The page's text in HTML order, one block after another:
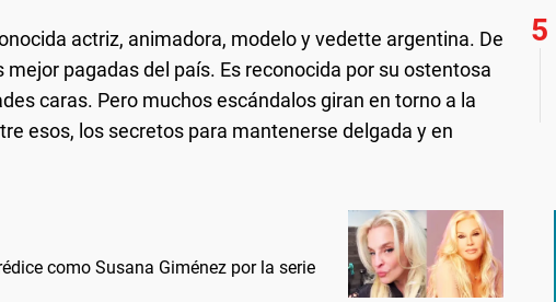
actriz, animadora, modelo y vedette argentina. De
mejor pagadas del país. Es reconocida por su ostentosa
caras. Pero muchos escándalos giran en torno a la
esos, los secretos para mantenerse delgada y en
como Susana Giménez por la serie